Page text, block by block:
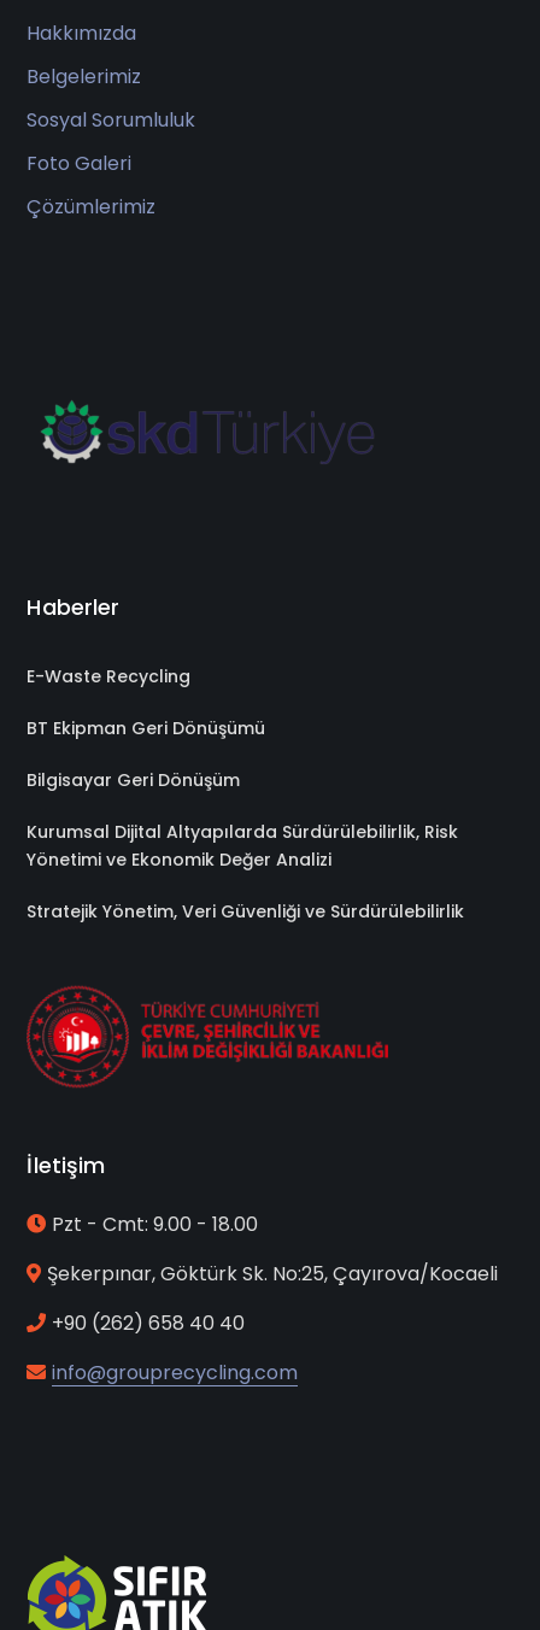
Hakkımızda
Belgelerimiz
Sosyal Sorumluluk
Foto Galeri
Çözümlerimiz
Haberler
E-Waste Recycling
BT Ekipman Geri Dönüşümü
Bilgisayar Geri Dönüşüm
Kurumsal Dijital Altyapılarda Sürdürülebilirlik, Risk
Yönetimi ve Ekonomik Değer Analizi
Stratejik Yönetim, Veri Güvenliği ve Sürdürülebilirlik
İletişim
Pzt - Cmt: 9.00 - 18.00
Şekerpınar, Göktürk Sk. No:25, Çayırova/Kocaeli
+90 (262) 658 40 40
info@grouprecycling.com